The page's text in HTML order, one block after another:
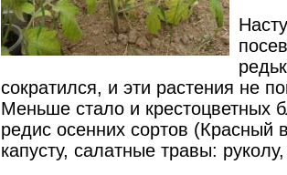
сократился, и эти растения не
Меньше стало и крестоцветных
редис осенних сортов (Красный
капусту, салатные травы: